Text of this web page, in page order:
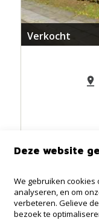
Verkocht
Deze website
We gebruiken
analyseren, en om
verbeteren. Gelieve
bezoek te